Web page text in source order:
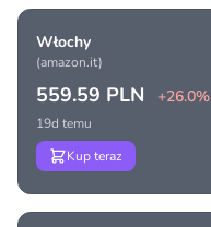
Włochy
(amazon.it)
559.59 PLN +26.0%
19d temu
Kup teraz